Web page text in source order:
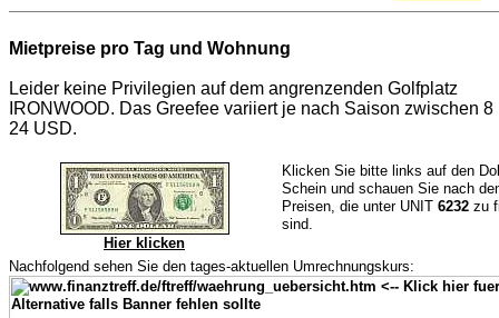
Mietpreise pro Tag und Wohnung
Leider keine Privilegien auf dem angrenzenden Golfplatz
IRONWOOD. Das Greefee variiert je nach Saison zwischen 8
24 USD.
Hier klicken
Klicken Sie bitte links auf den
Schein und schauen Sie nach
Preisen, die unter UNIT 6232 zu
sind.
Nachfolgend sehen Sie den tages-aktuellen Umrechnungskurs: